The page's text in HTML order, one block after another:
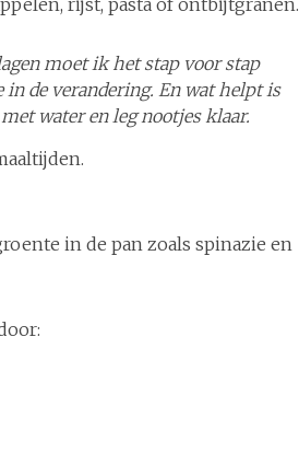
rijst, pasta of ontbijtgranen.
moet ik het stap voor stap
de verandering. En wat helpt is
water en leg nootjes klaar.
in de pan zoals spinazie en